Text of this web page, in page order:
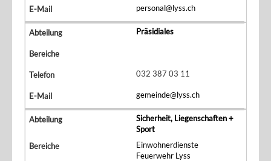
personal@lyss.ch
Präsidiales
032 387 03 11
gemeinde@lyss.ch
Sicherheit, Liegenschaften +
Sport
Einwohnerdienste
Feuerwehr Lyss